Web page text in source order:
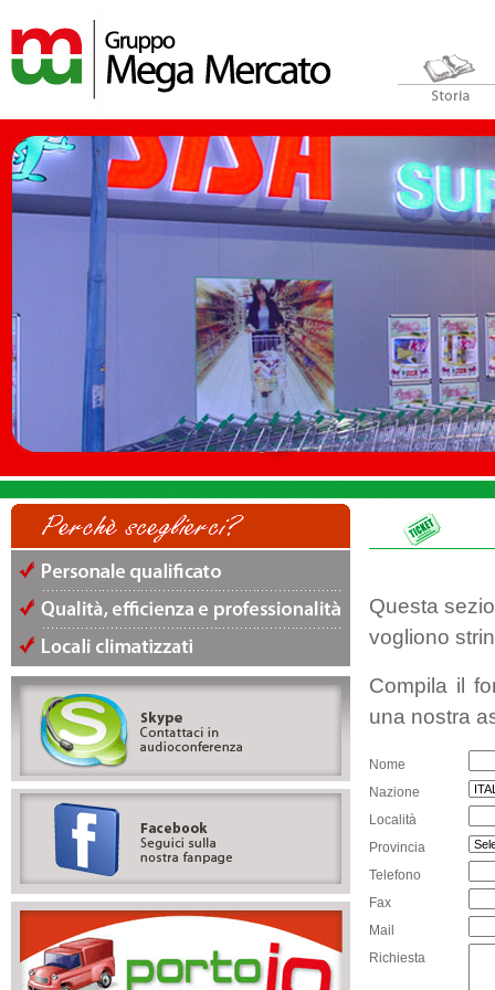
Questa
vogliono
Compila il
una nostra
Nome
Nazione
Località
Provincia
Telefono
Fax
Mail
Richiesta